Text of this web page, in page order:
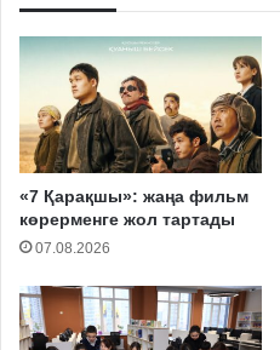
«7 Қарақшы»: жаңа фильм
көрерменге жол тартады
07.08.2026